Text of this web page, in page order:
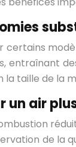
certains
entraînant
taille de la
un air
de la